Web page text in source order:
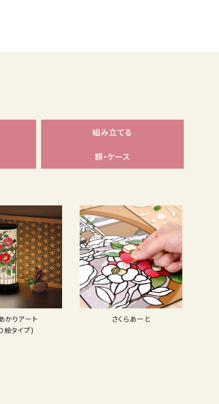
組み立てる
額・ケース
かりアート
絵タイプ)
さくらあーと